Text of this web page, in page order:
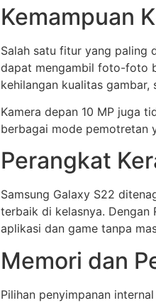
Kemampuan
Salah satu fitur yang paling
dapat mengambil foto-foto
kehilangan kualitas
Kamera depan 10 MP juga
berbagai mode pemotretan
Perangkat
Samsung Galaxy S22
terbaik di kelasnya. Dengan
aplikasi dan game tanpa
Memori dan
Pilihan penyimpanan